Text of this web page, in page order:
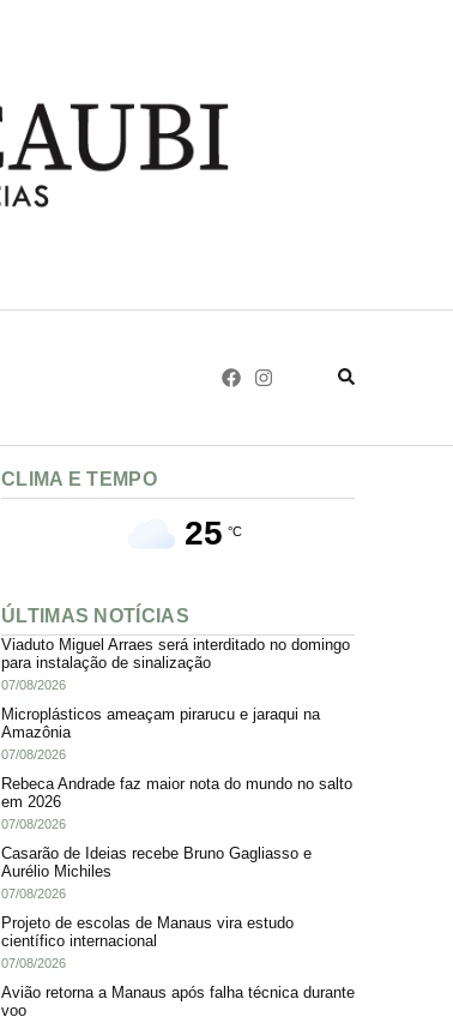
CLIMA E TEMPO
25 °C
ÚLTIMAS NOTÍCIAS
Viaduto Miguel Arraes será interditado no domingo
para instalação de sinalização
07/08/2026
Microplásticos ameaçam pirarucu e jaraqui na
Amazônia
07/08/2026
Rebeca Andrade faz maior nota do mundo no salto
em 2026
07/08/2026
Casarão de Ideias recebe Bruno Gagliasso e
Aurélio Michiles
07/08/2026
Projeto de escolas de Manaus vira estudo
científico internacional
07/08/2026
Avião retorna a Manaus após falha técnica durante
voo